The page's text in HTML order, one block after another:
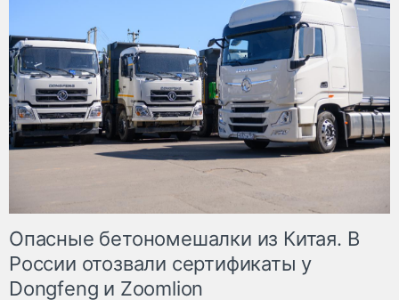
Опасные бетономешалки из Китая. В
России отозвали сертификаты у
Dongfeng и Zoomlion